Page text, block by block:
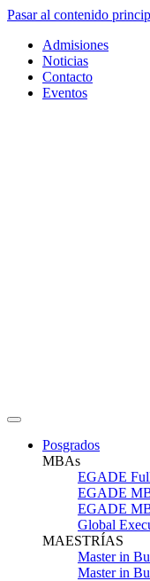
Pasar al contenido
Admisiones
Noticias
Contacto
Eventos
Posgrados
MBAs
EGADE
EGADE
EGADE
Global
MAESTRÍAS
Master in
Master in